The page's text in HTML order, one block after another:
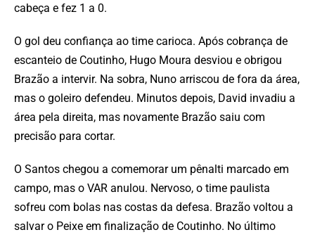
cabeça e fez 1 a 0.
O gol deu confiança ao time carioca. Após cobrança de
escanteio de Coutinho, Hugo Moura desviou e obrigou
Brazão a intervir. Na sobra, Nuno arriscou de fora da área,
mas o goleiro defendeu. Minutos depois, David invadiu a
área pela direita, mas novamente Brazão saiu com
precisão para cortar.
O Santos chegou a comemorar um pênalti marcado em
campo, mas o VAR anulou. Nervoso, o time paulista
sofreu com bolas nas costas da defesa. Brazão voltou a
salvar o Peixe em finalização de Coutinho. No último